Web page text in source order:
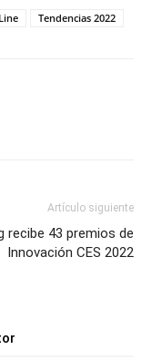
Tendencias 2022
Artículo siguiente
recibe 43 premios de
Innovación CES 2022